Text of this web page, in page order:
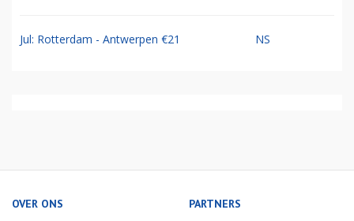
Jul: Rotterdam - Antwerpen €21 NS
OVER ONS PARTNERS